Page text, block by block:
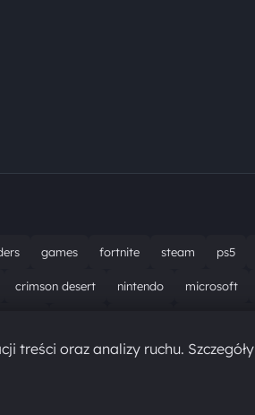
games fortnite steam ps5
crimson desert nintendo microsoft
treści oraz analizy ruchu. Szczegóły